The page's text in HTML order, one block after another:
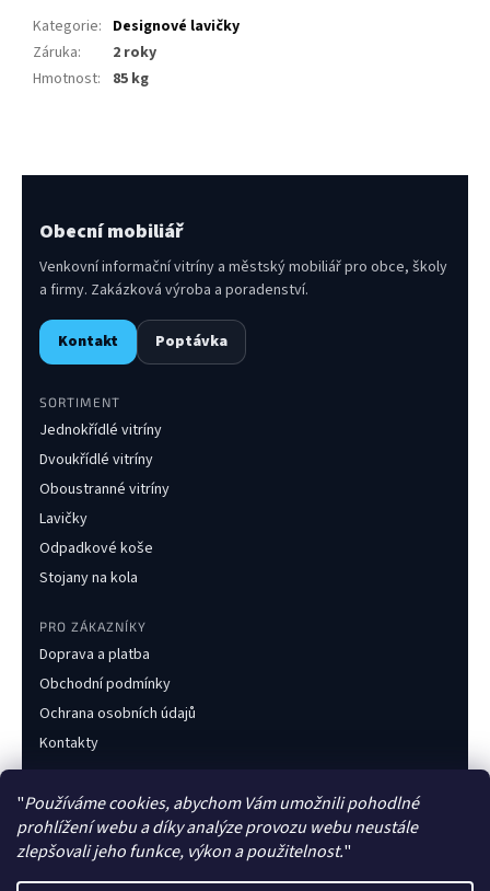
"Používáme cookies, abychom Vám umožnili pohodlné
prohlížení webu a díky analýze provozu webu neustále
zlepšovali jeho funkce, výkon a použitelnost."
Kategorie: Designové lavičky
Záruka:
2 roky
Hmotnost: 85 kg
Obecní mobiliář
Venkovní informační vitríny a městský mobiliář pro obce, školy
a firmy. Zakázková výroba a poradenství.
Kontakt Poptávka
SORTIMENT
Jednokřídlé vitríny
Dvoukřídlé vitríny
Oboustranné vitríny
Lavičky
Odpadkové koše
Stojany na kola
PRO ZÁKAZNÍKY
Doprava a platba
Obchodní podmínky
Ochrana osobních údajů
Kontakty
+420 733 216 437
obchod@obecnimobiliar.cz
Po–Pá 8:00–16:00